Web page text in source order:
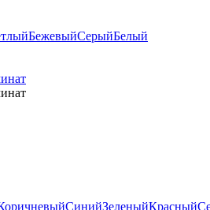
БежевыйСерыйБелый
СинийЗеленыйКрасный